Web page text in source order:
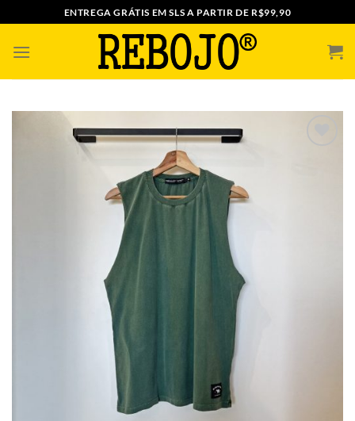
to
content
ENTREGA GRÁTIS EM SLS A PARTIR DE R$99,90